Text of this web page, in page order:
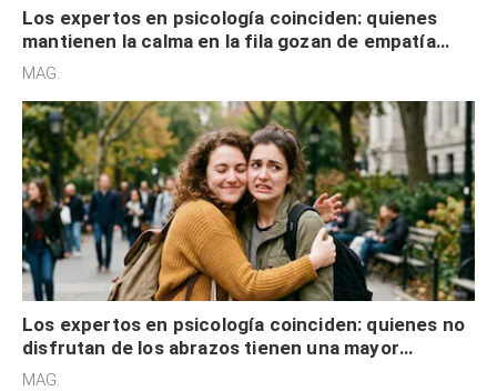
Los expertos en psicología coinciden: quienes
mantienen la calma en la fila gozan de empatía
cognitiva, gratitud y no solo tienen autocontrol
MAG.
Los expertos en psicología coinciden: quienes no
disfrutan de los abrazos tienen una mayor
sensibilidad a los estímulos físicos y no es por
MAG.